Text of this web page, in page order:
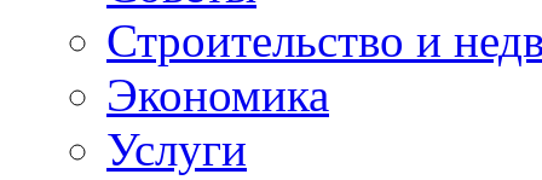
Строительство и
Экономика
Услуги